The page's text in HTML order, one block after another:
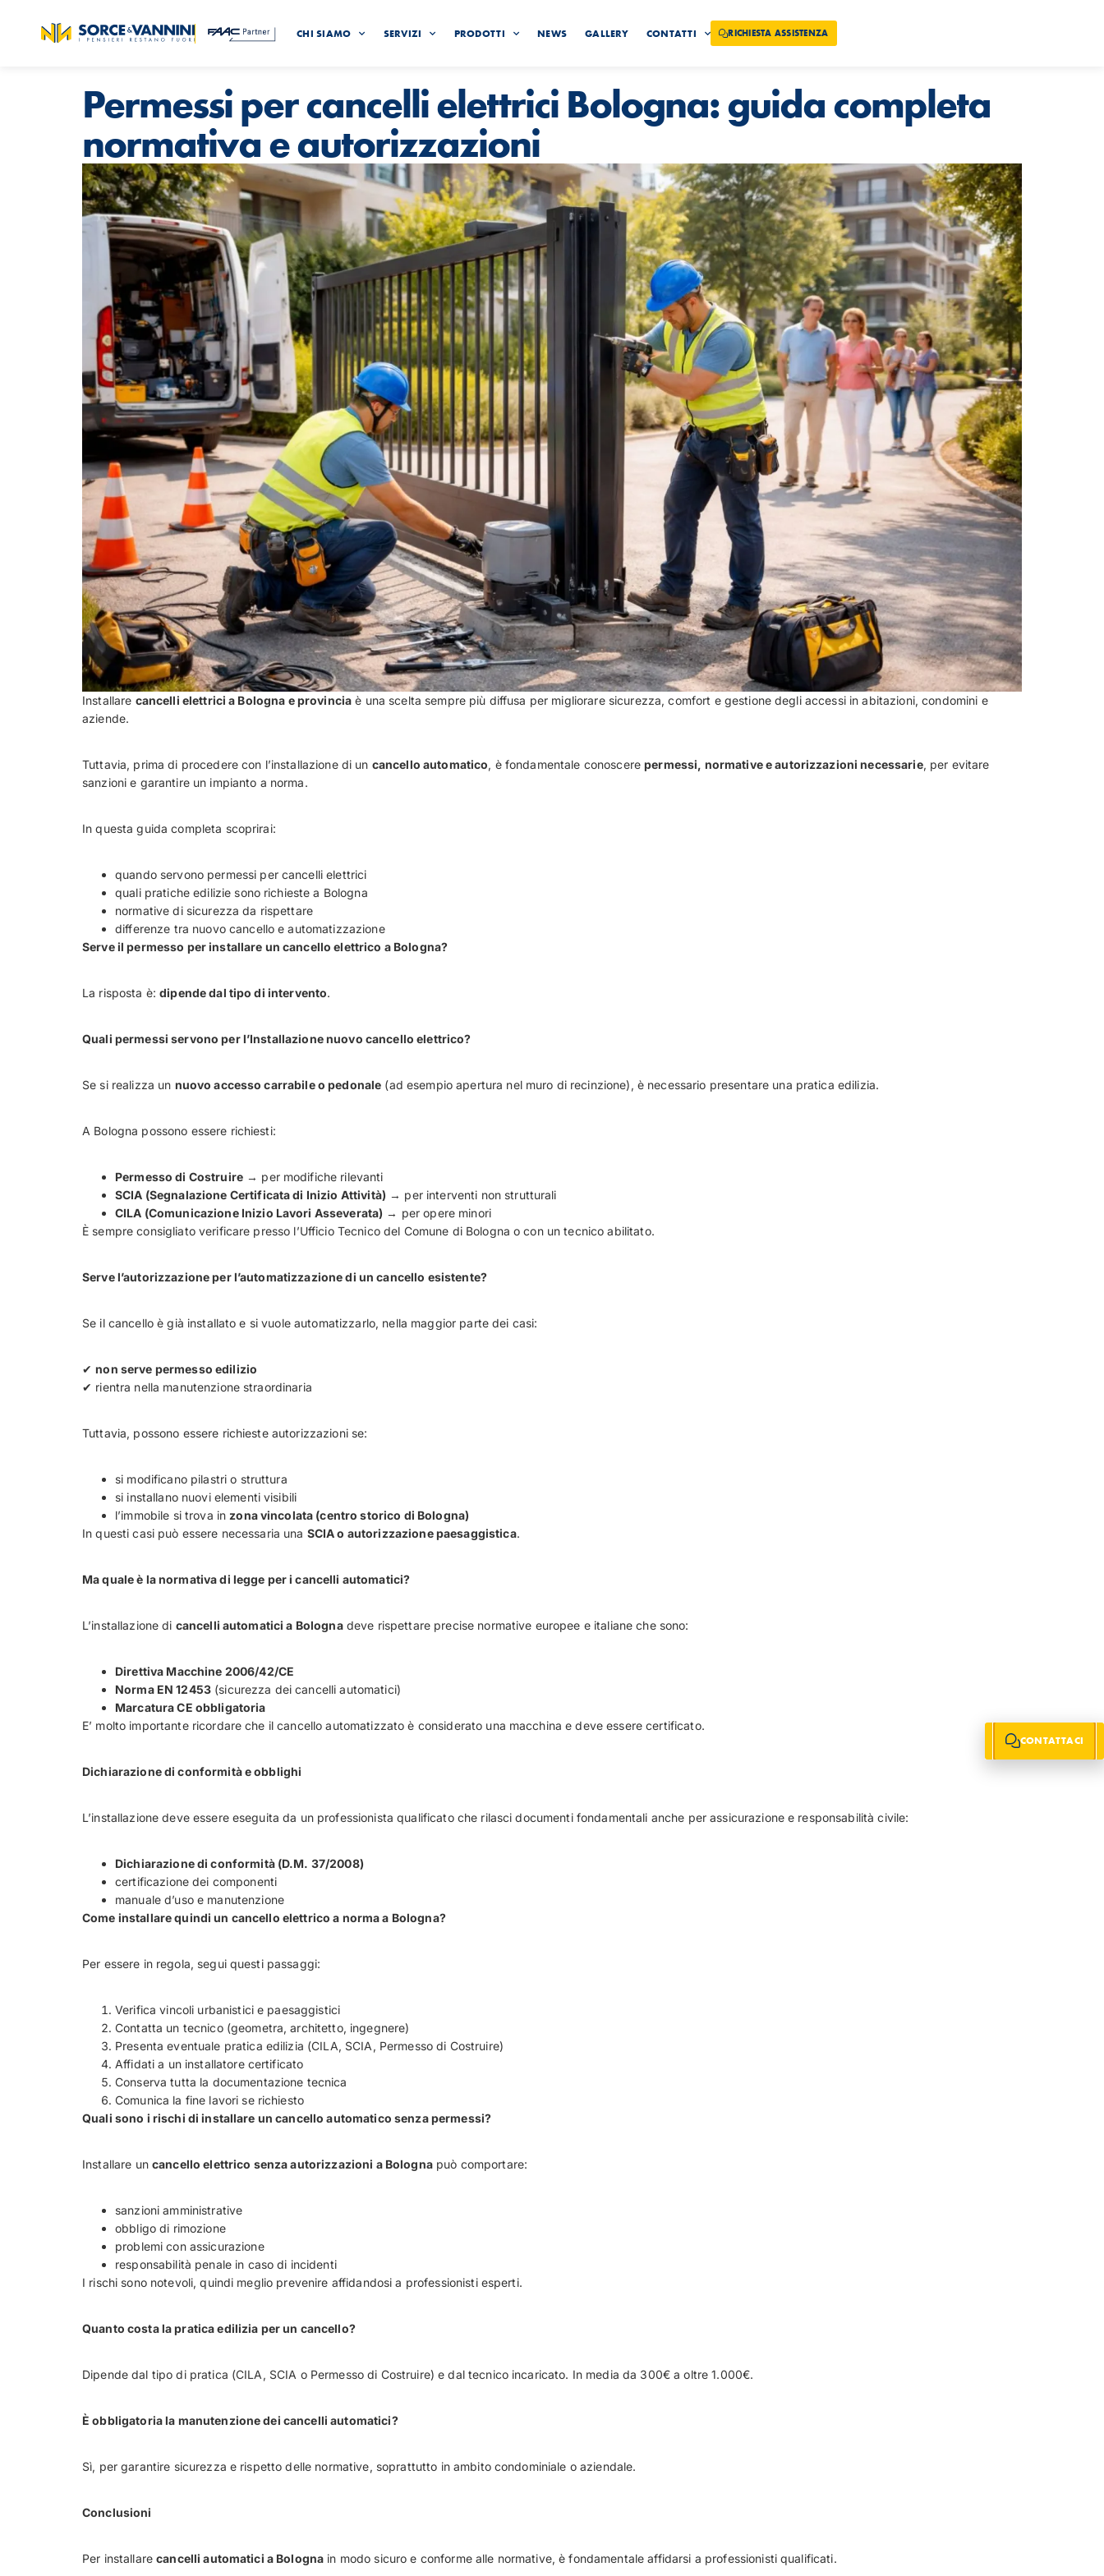
CHI SIAMO SERVIZI PRODOTTI NEWS GALLERY CONTATTI RICHIESTA ASSISTENZA
Permessi per cancelli elettrici Bologna: guida completa
normativa e autorizzazioni
Installare cancelli elettrici a Bologna e provincia è una scelta sempre più diffusa per migliorare sicurezza, comfort e gestione degli accessi in abitazioni, condomini e
aziende.
Tuttavia, prima di procedere con l’installazione di un cancello automatico, è fondamentale conoscerepermessi, normative e autorizzazioni necessarie, per evitare
sanzioni e garantire un impianto a norma.
In questa guida completa scoprirai:
quando servono permessi per cancelli elettrici
quali pratiche edilizie sono richieste a Bologna
normative di sicurezza da rispettare
differenze tra nuovo cancello e automatizzazione
Serve il permesso per installare un cancello elettrico a Bologna?
La risposta è:dipende dal tipo di intervento.
Quali permessi servono per l’Installazione nuovo cancello elettrico?
Se si realizza un nuovo accesso carrabile o pedonale (ad esempio apertura nel muro di recinzione), è necessario presentare una pratica edilizia.
A Bologna possono essere richiesti:
Permesso di Costruire→ per modifiche rilevanti
SCIA (Segnalazione Certificata di Inizio Attività) → per interventi non strutturali
CILA (Comunicazione Inizio Lavori Asseverata) → per opere minori
È sempre consigliato verificare presso l’Ufficio Tecnico del Comune di Bologna o con un tecnico abilitato.
Serve l’autorizzazione per l’automatizzazione di un cancello esistente?
Se il cancello è già installato e si vuole automatizzarlo, nella maggior parte dei casi:
✔non serve permesso edilizio
✔ rientra nella manutenzione straordinaria
Tuttavia, possono essere richieste autorizzazioni se:
si modificano pilastri o struttura
si installano nuovi elementi visibili
l’immobile si trova inzona vincolata (centro storico di Bologna)
In questi casi può essere necessaria una SCIA o autorizzazione paesaggistica.
Ma quale è la normativa di legge per i cancelli automatici?
L’installazione di cancelli automatici a Bolognadeve rispettare precise normative europee e italiane che sono:
Direttiva Macchine 2006/42/CE
Norma EN 12453(sicurezza dei cancelli automatici)
Marcatura CE obbligatoria
E’ molto importante ricordare che il cancello automatizzato è considerato una macchina e deve essere certificato.
Dichiarazione di conformità e obblighi
L’installazione deve essere eseguita da un professionista qualificato che rilasci documenti fondamentali anche per assicurazione e responsabilità civile:
Dichiarazione di conformità (D.M. 37/2008)
certificazione dei componenti
manuale d’uso e manutenzione
Come installare quindi un cancello elettrico a norma a Bologna?
Per essere in regola, segui questi passaggi:
Verifica vincoli urbanistici e paesaggistici
Contatta un tecnico (geometra, architetto, ingegnere)
Presenta eventuale pratica edilizia (CILA, SCIA, Permesso di Costruire)
Affidati a un installatore certificato
Conserva tutta la documentazione tecnica
Comunica la fine lavori se richiesto
Quali sono i rischi di installare un cancello automatico senza permessi?
Installare un cancello elettrico senza autorizzazioni a Bolognapuò comportare:
sanzioni amministrative
obbligo di rimozione
problemi con assicurazione
responsabilità penale in caso di incidenti
I rischi sono notevoli, quindi meglio prevenire affidandosi a professionisti esperti.
Quanto costa la pratica edilizia per un cancello?
Dipende dal tipo di pratica (CILA, SCIA o Permesso di Costruire) e dal tecnico incaricato. In media da 300€ a oltre 1.000€.
È obbligatoria la manutenzione dei cancelli automatici?
Sì, per garantire sicurezza e rispetto delle normative, soprattutto in ambito condominiale o aziendale.
Conclusioni
Per installarecancelli automatici a Bologna in modo sicuro e conforme alle normative, è fondamentale affidarsi a professionisti qualificati.
CONTATTACI